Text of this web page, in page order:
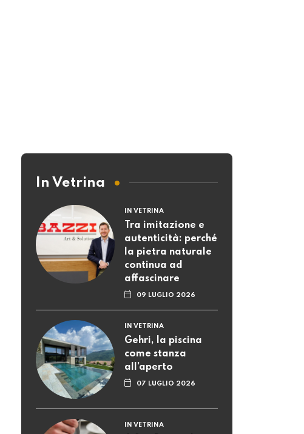
In Vetrina
IN VETRINA
Tra imitazione e
autenticità: perché
la pietra naturale
continua ad
affascinare
09 LUGLIO 2026
IN VETRINA
Gehri, la piscina
come stanza
all’aperto
07 LUGLIO 2026
IN VETRINA